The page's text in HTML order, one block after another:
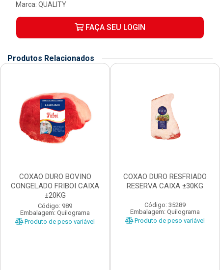
Marca: QUALITY
FAÇA SEU LOGIN
Produtos Relacionados
COXAO DURO BOVINO
CONGELADO FRIBOI CAIXA
±20KG
Código: 989
Embalagem: Quilograma
Produto de peso variável
COXAO DURO RESFRIADO
RESERVA CAIXA ±30KG
Código: 35289
Embalagem: Quilograma
Produto de peso variável